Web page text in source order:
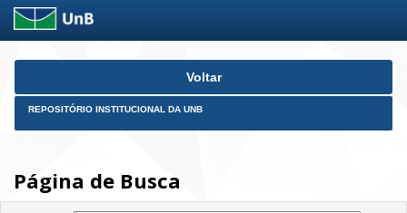
Skip
Voltar
REPOSITÓRIO INSTITUCIONAL DA UNB
Página de Busca